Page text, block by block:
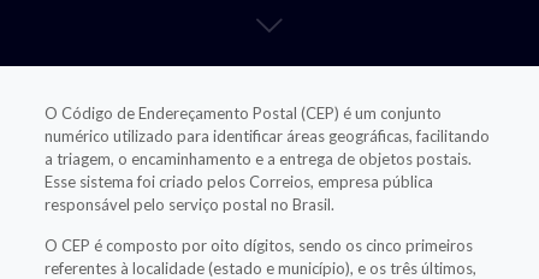
O Código de Endereçamento Postal (CEP) é um conjunto
numérico utilizado para identificar áreas geográficas, facilitando
a triagem, o encaminhamento e a entrega de objetos postais.
Esse sistema foi criado pelos Correios, empresa pública
responsável pelo serviço postal no Brasil.
O CEP é composto por oito dígitos, sendo os cinco primeiros
referentes à localidade (estado e município), e os três últimos,